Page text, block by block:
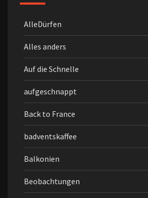
AlleDürfen
Alles anders
Auf die Schnelle
aufgeschnappt
Back to France
badventskaffee
Balkonien
Beobachtungen